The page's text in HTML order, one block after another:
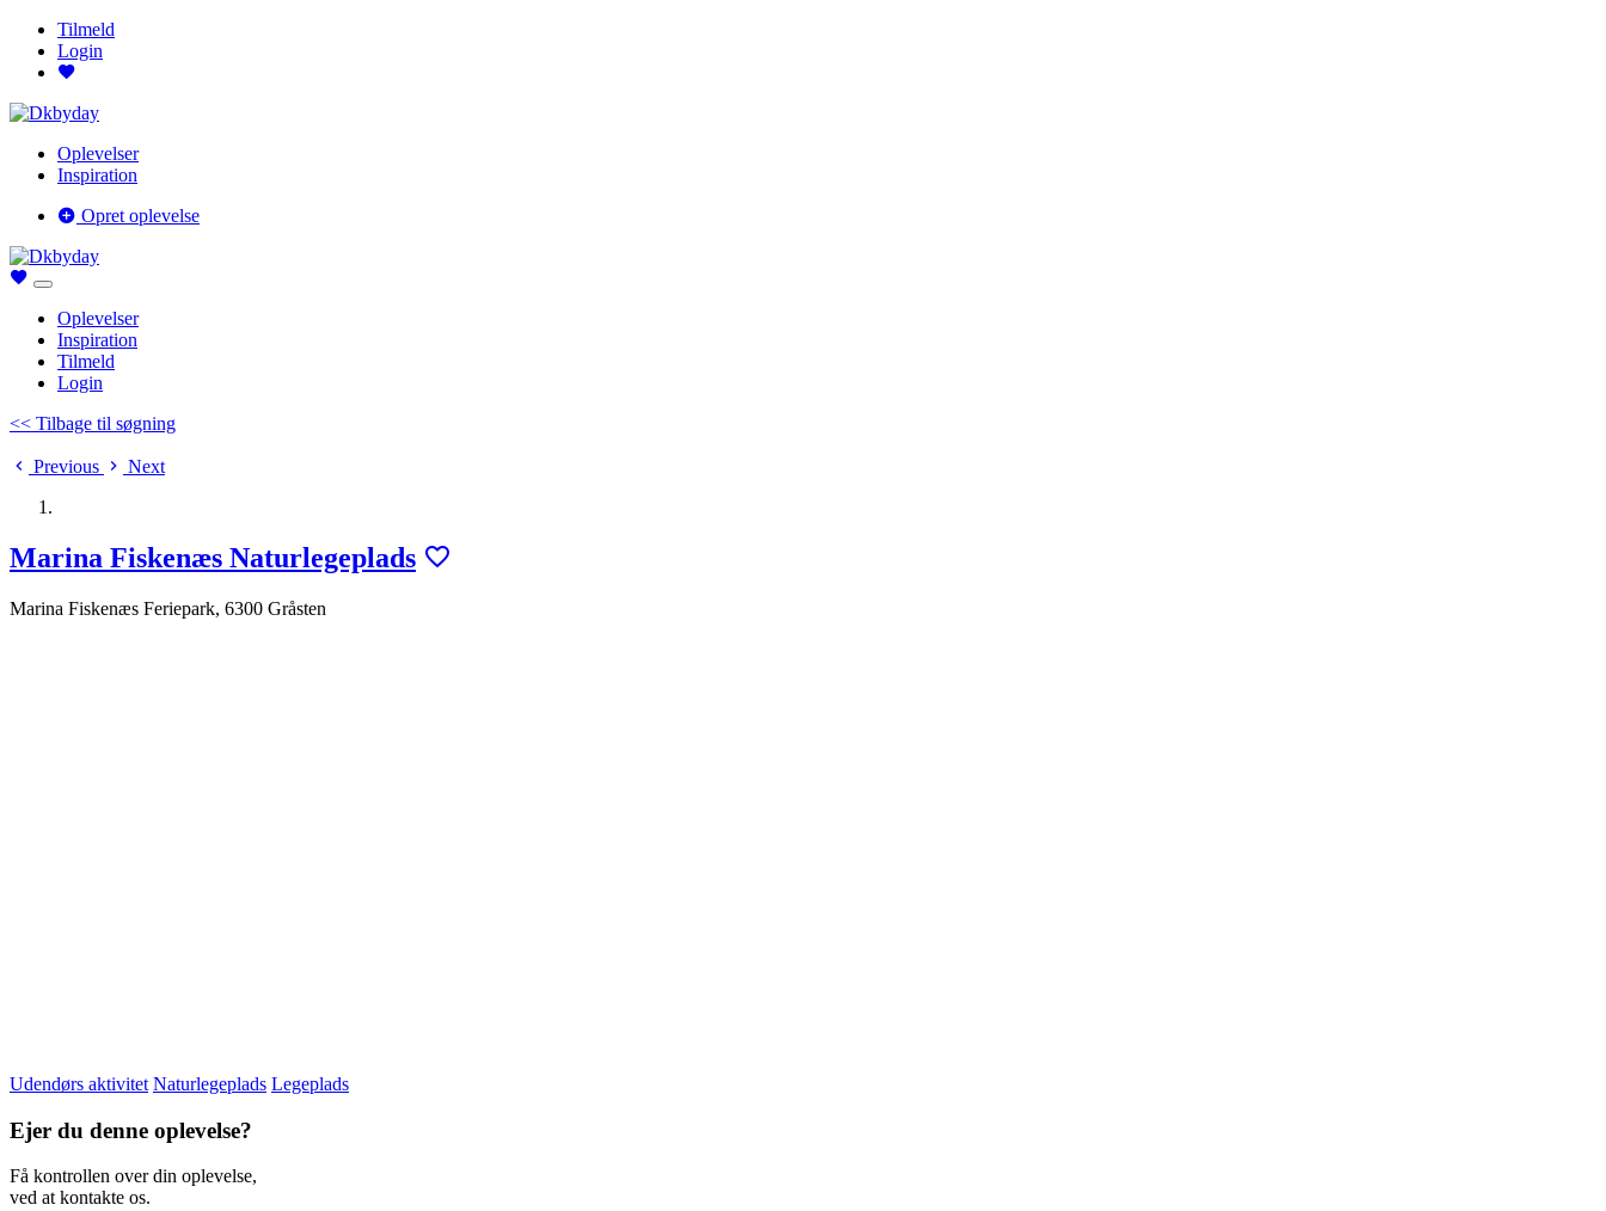
Tilmeld
Login
Oplevelser
Inspiration
Opret oplevelse
Oplevelser
Inspiration
Tilmeld
Login
<< Tilbage til søgning
Previous Next
Marina Fiskenæs Naturlegeplads
Marina Fiskenæs Feriepark, 6300 Gråsten
Udendørs aktivitet Naturlegeplads Legeplads
Ejer du denne oplevelse?
Få kontrollen over din oplevelse,
ved at kontakte os.